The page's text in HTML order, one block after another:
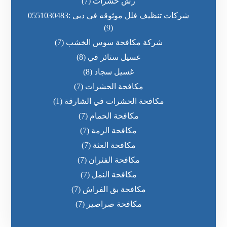
شركات تنظيف فلل موثوقه فى دبى :0551030483
(9)
شركة مكافحة سوس الخشب (7)
غسيل ستائر في (8)
غسيل سجاد (8)
مكافحة الحشرات (7)
مكافحة الحشرات في الشارقة (1)
مكافحة الحمام (7)
مكافحة الرمة (7)
مكافحة العثة (7)
مكافحة الفئران (7)
مكافحة النمل (7)
مكافحة بق الفراش (7)
مكافحة صراصير (7)